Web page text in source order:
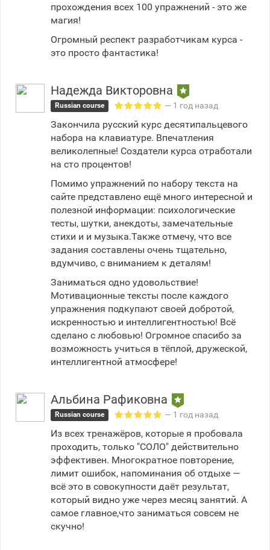
прохождения всех 100 упражнений - это же
магия!
Огромный респект разработчикам курса -
это просто фантастика!
Надежда Викторовна
Russian course — 1 год назад
Закончила русский курс десятипальцевого
набора на клавиатуре. Впечатления
великолепные! Создатели курса отработали
на сто процентов!
Помимо упражнений по набору текста на
сайте представлено ещё много интересной и
полезной информации: психологические
тесты, шутки, анекдоты, замечательные
стихи и и музыка.Также отмечу, что все
задания составлены очень тщательно,
вдумчиво, с вниманием к деталям!
Заниматься одно удовольствие!
Мотивационные тексты после каждого
упражнения подкупают своей добротой,
искренностью и интеллигентностью! Всё
сделано с любовью! Огромное спасибо за
возможность учиться в тёплой, дружеской,
интеллигентной атмосфере!
Альбина Рафиковна
Russian course — 1 год назад
Из всех тренажёров, которые я пробовала
проходить, только "СОЛО" действительно
эффективен. Многократное повторение,
лимит ошибок, напоминания об отдыхе —
всё это в совокупности даёт результат,
который видно уже через месяц занятий. А
самое главное,что заниматься совсем не
скучно!